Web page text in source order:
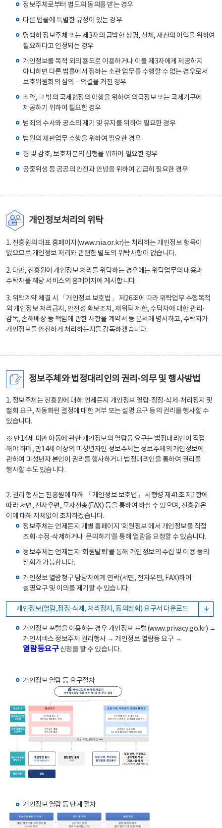
정보주체로부터 별도의 동의를 받는 경우
다른 법률에 특별한 규정이 있는 경우
명백히 정보주체 또는 제3자의 급박한 생명, 신체, 재산의 이익을 위하여
필요하다고 인정되는 경우
개인정보를 목적 외의 용도로 이용하거나 이를 제3자에게 제공하지
아니하면 다른 법률에서 정하는 소관 업무를 수행할 수 없는 경우로서
보호위원회의 심의ㆍ의결을 거친 경우
조약, 그 밖의 국제협정의 이행을 위하여 외국정보 또는 국제기구에
제공하기 위하여 필요한 경우
범죄의 수사와 공소의 제기 및 유지를 위하여 필요한 경우
법원의 재판업무 수행을 위하여 필요한 경우
형 및 감호, 보호처분의 집행을 위하여 필요한 경우
공중위생 등 공공의 안전과 안녕을 위하여 긴급히 필요한 경우
개인정보처리의 위탁
1. 진흥원의 대표 홈페이지(www.nia.or.kr)는 처리하는 개인정보 항목이
없으므로 개인정보 처리와 관련한 별도의 위탁사항이 없습니다.
2. 다만, 진흥원이 개인정보 처리를 위탁하는 경우에는 위탁업무의 내용과
수탁자를 해당 서비스의 홈페이지에 게시합니다.
3. 위탁계약 체결 시 「개인정보 보호법」 제26조에 따라 위탁업무 수행목적
외 개인정보 처리금지, 안전성 확보조치, 재위탁 제한, 수탁자에 대한 관리·
감독, 손해배상 등 책임에 관한 사항을 계약서 등 문서에 명시하고, 수탁자가
개인정보를 안전하게 처리하는지를 감독하겠습니다.
정보주체와 법정대리인의 권리·의무 및 행사방법
1. 정보주체는 진흥원에 대해 언제든지 개인정보 열람·정정·삭제·처리정지 및
철회 요구, 자동화된 결정에 대한 거부 또는 설명 요구 등의 권리를 행사할 수
있습니다.
※ 만14세 미만 아동에 관한 개인정보의 열람등 요구는 법정대리인이 직접
해야 하며, 만14세 이상의 미성년자인 정보주체는 정보주체의 개인정보에
관하여 미성년자 본인이 권리를 행사하거나 법정대리인을 통하여 권리를
행사할 수도 있습니다.
2. 권리 행사는 진흥원에 대해 「개인정보 보호법」 시행령 제41조 제1항에
따라 서면, 전자우편, 모사전송(FAX) 등을 통하여 하실 수 있으며, 진흥원은
이에 대해 지체없이 조치하겠습니다.
정보주체는 언제든지 개별 홈페이지 ‘회원정보’에서 개인정보를 직접
조회·수정·삭제하거나 ‘문의하기’를 통해 열람을 요청할 수 있습니다.
정보주체는 언제든지 ‘회원탈퇴’를 통해 개인정보의 수집 및 이용 동의
철회가 가능합니다.
개인정보 열람청구 담당자에게 연락(서면, 전자우편, FAX)하여
설명요구 및 이의를 제기할 수 있습니다.
개인정보(열람,정정·삭제, 처리정지, 동의철회) 요구서 다운로드
개인정보 포털을 이용하는 경우 개인정보 포털(www.privacy.go.kr) →
개인서비스 정보주체 권리행사 → 개인정보 열람등 요구 →
열람등요구신청을 할 수 있습니다.
개인정보 열람 등 요구절차
개인정보 열람 등 단계 절차